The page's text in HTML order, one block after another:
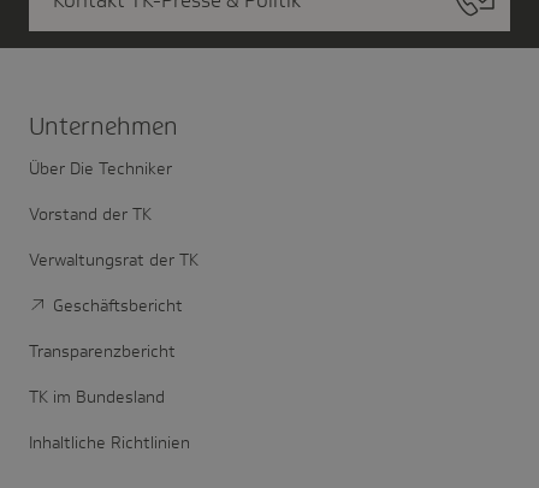
Unter­nehmen
Über Die Techniker
Vorstand der TK
Verwaltungsrat der TK
Geschäftsbericht
Transparenzbericht
TK im Bundesland
Inhaltliche Richtlinien